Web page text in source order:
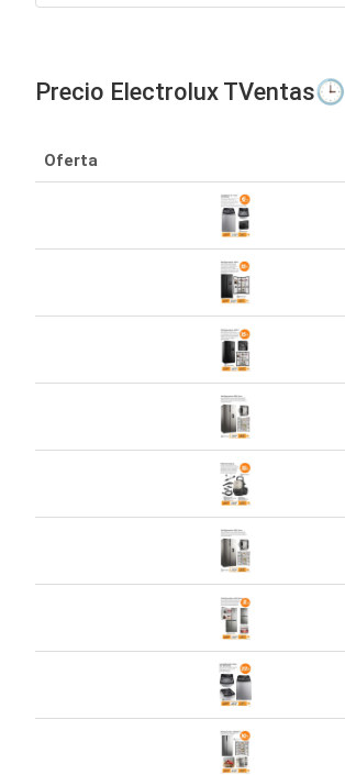
Precio Electrolux TVentas🕒
Oferta